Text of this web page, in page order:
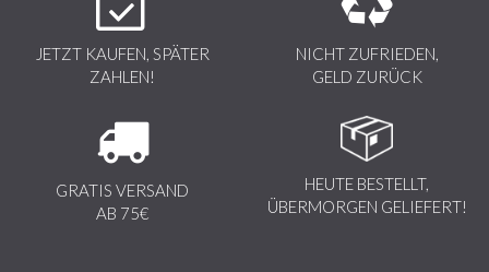
JETZT KAUFEN, SPÄTER
ZAHLEN!
NICHT ZUFRIEDEN,
GELD ZURÜCK
GRATIS VERSAND
AB 75€
HEUTE BESTELLT,
ÜBERMORGEN GELIEFERT!